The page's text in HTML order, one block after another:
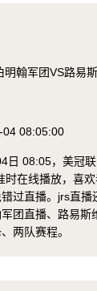
明翰军团VS路易
04 08:05:00
日 08:05，美冠
时在线播放，喜
过直播。jrs直播
团直播、路易斯
两队赛程。